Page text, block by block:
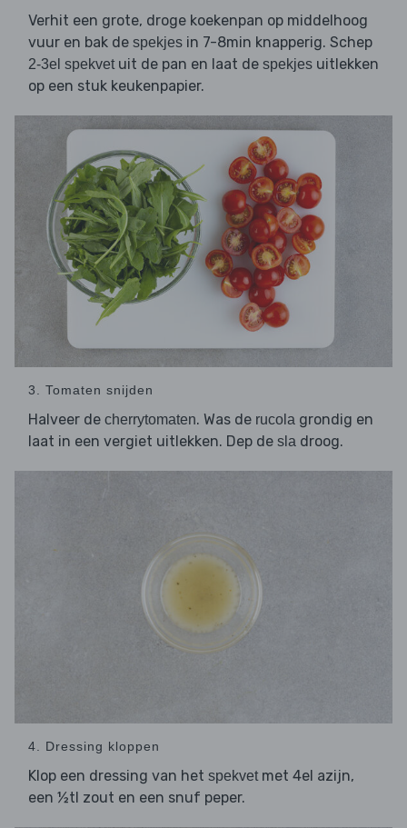
Verhit een grote, droge koekenpan op middelhoog
vuur en bak de spekjes in 7-8min knapperig. Schep
2-3el spekvetuit de pan en laat de spekjes uitlekken
op een stuk keukenpapier.
3. Tomaten snijden
Halveer de cherrytomaten. Was de rucola grondig en
laat in een vergiet uitlekken. Dep de sla droog.
4. Dressing kloppen
Klop een dressing van het spekvet met 4el azijn,
een ½tl zout en een snuf peper.